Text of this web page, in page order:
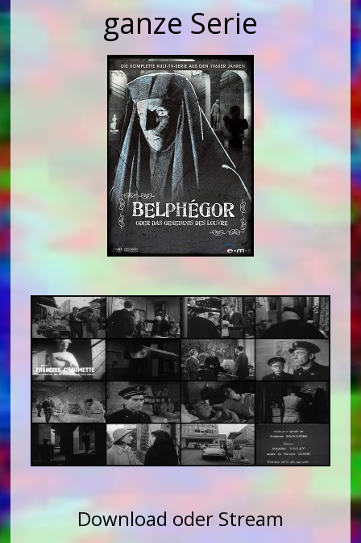
ganze Serie
Download oder Stream